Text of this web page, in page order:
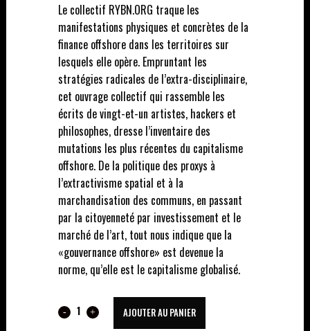
Le collectif RYBN.ORG traque les
manifestations physiques et concrètes de la
finance offshore dans les territoires sur
lesquels elle opère. Empruntant les
stratégies radicales de l’extra-disciplinaire,
cet ouvrage collectif qui rassemble les
écrits de vingt-et-un artistes, hackers et
philosophes, dresse l’inventaire des
mutations les plus récentes du capitalisme
offshore. De la politique des proxys à
l’extractivisme spatial et à la
marchandisation des communs, en passant
par la citoyenneté par investissement et le
marché de l’art, tout nous indique que la
«gouvernance offshore» est devenue la
norme, qu’elle est le capitalisme globalisé.
THE
AJOUTER AU PANIER